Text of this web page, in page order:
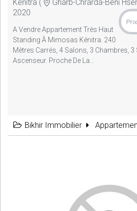
Kénitra ( Gharb-Chrarda-Beni
2020
A Vendre Appartement Très Haut
Standing À Mimosas Kénitra. 240
Mètres Carrés, 4 Salons, 3 Chambres, 3
Ascenseur. Proche De La...
Bikhir Immobilier